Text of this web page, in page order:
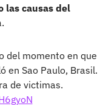
las causas del
del momento en que
en Sao Paulo, Brasil.
de victimas.